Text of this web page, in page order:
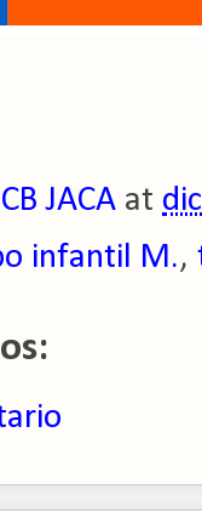
CB JACA at
infantil M.,